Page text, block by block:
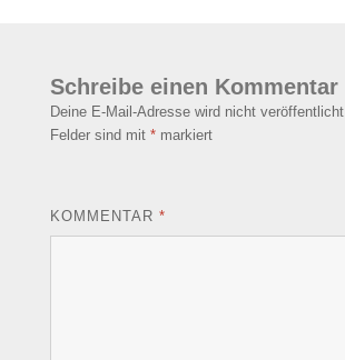
Schreibe einen Kommentar
Deine E-Mail-Adresse wird nicht veröffentlicht.
Felder sind mit *markiert
KOMMENTAR *